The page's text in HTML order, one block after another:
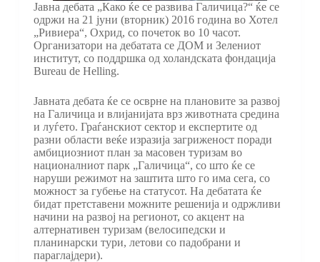
Jавна дебата „Како ќе се развива Галичица?“ ќе се
одржи на 21 јуни (вторник) 2016 година во Хотел
„Ривиера“, Охрид, со почеток во 10 часот.
Организатори на дебатата се ДОМ и Зелениот
институт, со поддршка од холандската фондација
Bureau de Helling.
Јавната дебата ќе се осврнe на плановите за развој
на Галичица и влијанијата врз животната средина
и луѓето. Граѓанскиот сектор и експертите од
разни области веќе изразија загриженост поради
амбициозниот план за масовен туризам во
националниот парк „Галичица“, со што ќе се
наруши режимот на заштита што го има сега, со
можност за губење на статусот. На дебатата ќе
бидат претставени можните решенија и одржливи
начини на развој на регионот, со акцент на
алтернативен туризам (велосипедски и
планинарски тури, летови со падобрани и
параглајдери).